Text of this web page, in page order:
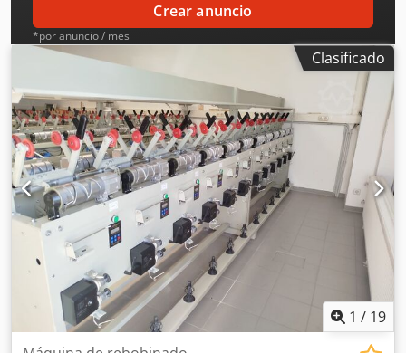
Crear anuncio
*por anuncio / mes
Clasificado
1 / 19